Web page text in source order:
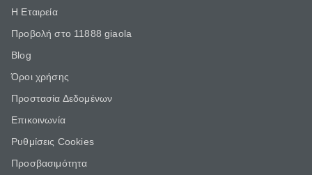
Η Εταιρεία
Προβολή στο 11888 giaola
Blog
Όροι χρήσης
Προστασία Δεδομένων
Επικοινωνία
Ρυθμίσεις Cookies
Προσβασιμότητα